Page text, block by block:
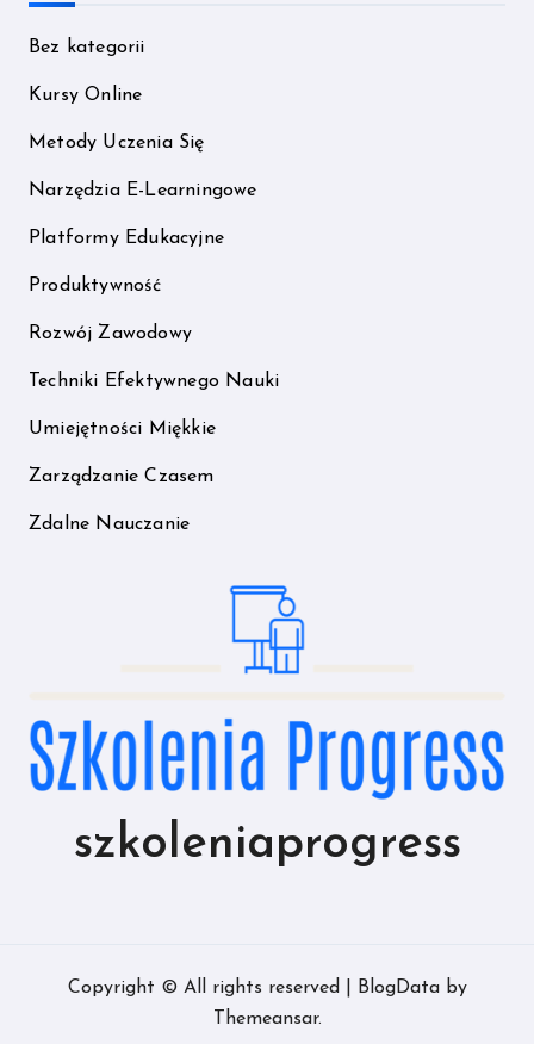
Bez kategorii
Kursy Online
Metody Uczenia Się
Narzędzia E-Learningowe
Platformy Edukacyjne
Produktywność
Rozwój Zawodowy
Techniki Efektywnego Nauki
Umiejętności Miękkie
Zarządzanie Czasem
Zdalne Nauczanie
szkoleniaprogress
Copyright © All rights reserved BlogDataby
Themeansar.